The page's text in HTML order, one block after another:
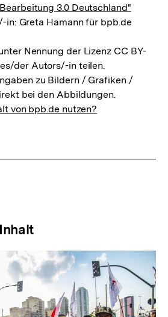
3.0 Deutschland"
Greta Hamann für bpb.de
Nennung der Lizenz CC BY-
der Autors/-in teilen.
zu Bildern / Grafiken /
bei den Abbildungen.
von bpb.de nutzen?